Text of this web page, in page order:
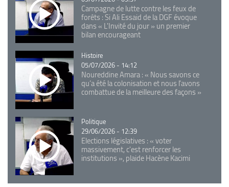
Campagne de lutte contre les feux de
forêts : Si Ali Essaid de la DGF évoque
dans « L'Invité du jour » un premier
bilan encourageant
Catégorie
Histoire
05/07/2026 - 14:12
Noureddine Amara : « Nous savons ce
qu’a été la colonisation et nous l’avons
combattue de la meilleure des façons »
Catégorie
Politique
29/06/2026 - 12:39
Elections législatives : « voter
massivement, c'est renforcer les
institutions », plaide Hacène Kacimi